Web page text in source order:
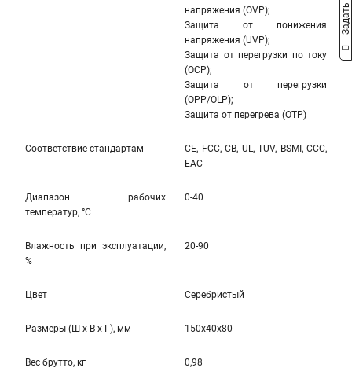
напряжения (OVP);
Защита от понижения
напряжения (UVP);
Защита от перегрузки по току
(OCP);
Защита от перегрузки
(OPP/OLP);
Защита от перегрева (OTP)
Соответствие стандартам
CE, FCC, CB, UL, TUV, BSMI, CCC,
EAC
Диапазон рабочих
температур, °С
0-40
Влажность при эксплуатации,
%
20-90
Цвет Серебристый
Размеры (Ш x В x Г), мм 150x40x80
Вес брутто, кг 0,98